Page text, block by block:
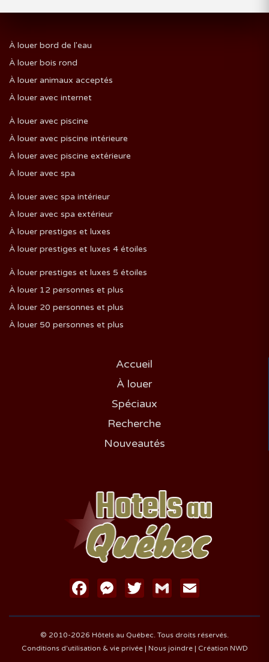
À louer bord de l'eau
À louer bois rond
À louer animaux acceptés
À louer avec internet
À louer avec piscine
À louer avec piscine intérieure
À louer avec piscine extérieure
À louer avec spa
À louer avec spa intérieur
À louer avec spa extérieur
À louer prestiges et luxes
À louer prestiges et luxes 4 étoiles
À louer prestiges et luxes 5 étoiles
À louer 12 personnes et plus
À louer 20 personnes et plus
À louer 50 personnes et plus
Accueil
À louer
Spéciaux
Recherche
Nouveautés
FacebookMessenger
Twitter Gmail
© 2010-2026 Hôtels au Québec. Tous droits réservés.
Conditions d'utilisation & vie privée| Nous joindre| Création NWD